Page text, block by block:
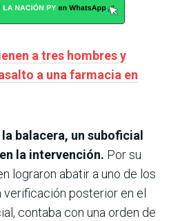
a tres hombres y
a una farmacia en
balacera, un suboficial
la intervención. Por su
lograron abatir a uno de los
verificación posterior en el
contaba con una orden de